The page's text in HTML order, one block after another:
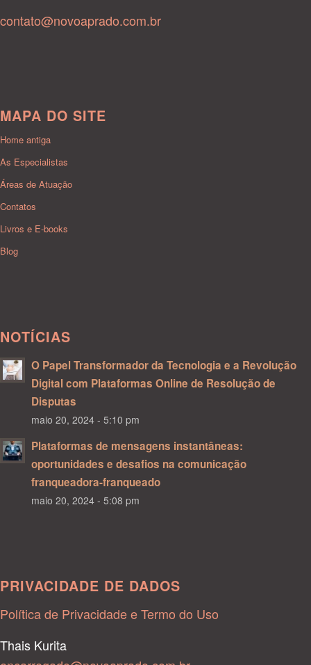
contato@novoaprado.com.br
MAPA DO SITE
Home antiga
As Especialistas
Áreas de Atuação
Contatos
Livros e E-books
Blog
NOTÍCIAS
O Papel Transformador da Tecnologia e a Revolução
Digital com Plataformas Online de Resolução de
Disputas
maio 20, 2024 - 5:10 pm
Plataformas de mensagens instantâneas:
oportunidades e desafios na comunicação
franqueadora-franqueado
maio 20, 2024 - 5:08 pm
PRIVACIDADE DE DADOS
Política de Privacidade e Termo do Uso
Thais Kurita